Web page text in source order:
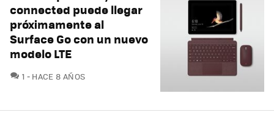
connected puede llegar
próximamente al
Surface Go con un nuevo
modelo LTE
1 COMENTARIOS
HACE 8 AÑOS